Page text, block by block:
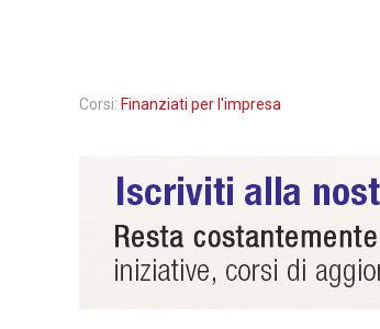
Corsi: Finanziati per l'impresa